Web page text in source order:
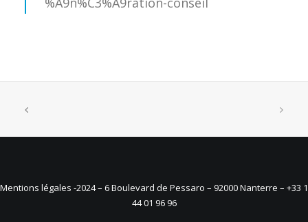
Mentions légales -2024 – 6 Boulevard de Pessaro – 92000 Nanterre – +33 1
44 01 96 96